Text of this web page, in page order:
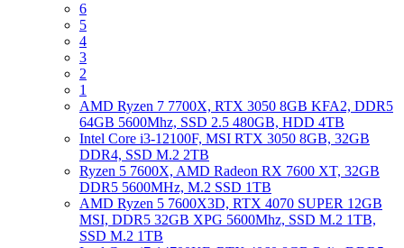
6
5
4
3
2
1
AMD Ryzen 7 7700X, RTX 3050 8GB KFA2, DDR5
64GB 5600Mhz, SSD 2.5 480GB, HDD 4TB
Intel Core i3-12100F, MSI RTX 3050 8GB, 32GB
DDR4, SSD M.2 2TB
Ryzen 5 7600X, AMD Radeon RX 7600 XT, 32GB
DDR5 5600MHz, M.2 SSD 1TB
AMD Ryzen 5 7600X3D, RTX 4070 SUPER 12GB
MSI, DDR5 32GB XPG 5600Mhz, SSD M.2 1TB,
SSD M.2 1TB